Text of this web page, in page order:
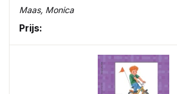
Maas, Monica
Prijs: